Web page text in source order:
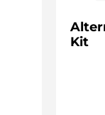
Kit